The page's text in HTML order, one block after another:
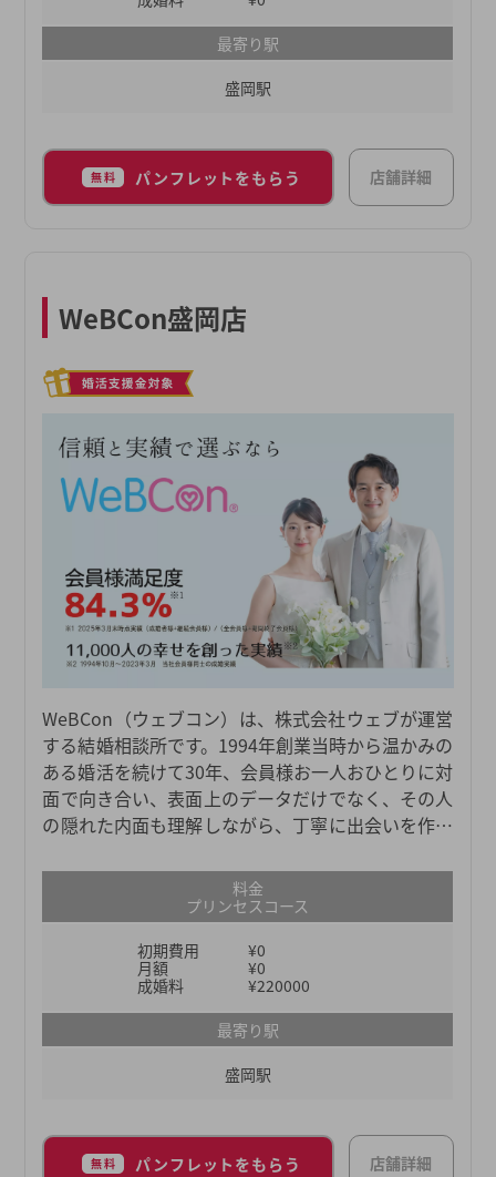
最寄り駅
盛岡駅
無料 パンフレットをもらう 店舗詳細
WeBCon盛岡店
WeBCon（ウェブコン）は、株式会社ウェブが運営
する結婚相談所です。1994年創業当時から温かみの
ある婚活を続けて30年、会員様お一人おひとりに対
面で向き合い、表面上のデータだけでなく、その人
の隠れた内面も理解しながら、丁寧に出会いを作っ
80%を超える会員の満足度が物語っています。成婚
を第一に目指す結婚相談所WeBConで、素敵な出会
いを実現しましょう。
料金
プリンセスコース
初期費用
¥0
月額
¥0
成婚料
¥220000
最寄り駅
盛岡駅
無料 パンフレットをもらう 店舗詳細